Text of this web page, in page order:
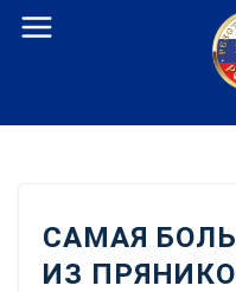
Перейти
САМАЯ
ИЗ